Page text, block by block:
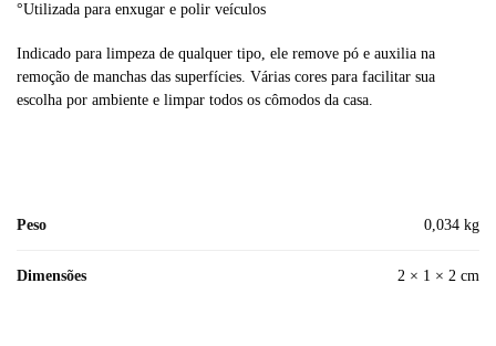
°Utilizada para enxugar e polir veículos
Indicado para limpeza de qualquer tipo, ele remove pó e auxilia na
remoção de manchas das superfícies. Várias cores para facilitar sua
escolha por ambiente e limpar todos os cômodos da casa.
Peso 0,034 kg
Dimensões 2 × 1 × 2 cm